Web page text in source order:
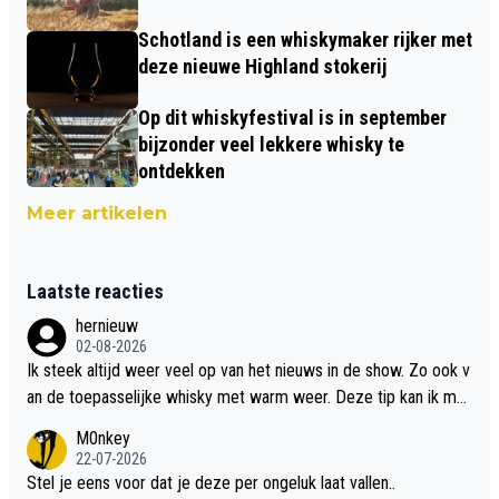
Schotland is een whiskymaker rijker met
deze nieuwe Highland stokerij
Op dit whiskyfestival is in september
bijzonder veel lekkere whisky te
ontdekken
Meer artikelen
Laatste reacties
hernieuw
02-08-2026
Ik steek altijd weer veel op van het nieuws in de show. Zo ook v
an de toepasselijke whisky met warm weer. Deze tip kan ik met
M0nkey
22-07-2026
Stel je eens voor dat je deze per ongeluk laat vallen..